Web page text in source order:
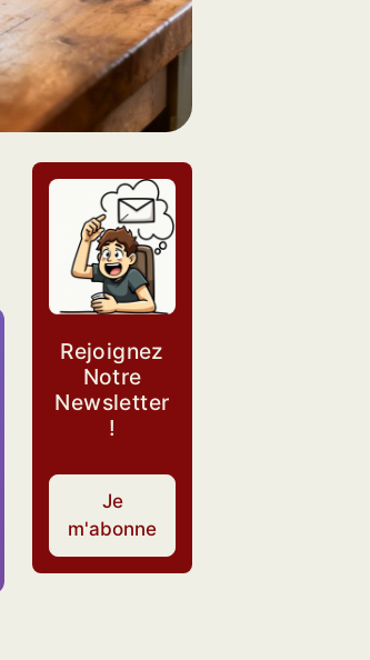
Rejoignez
Notre
Newsletter
!
Je
m'abonne